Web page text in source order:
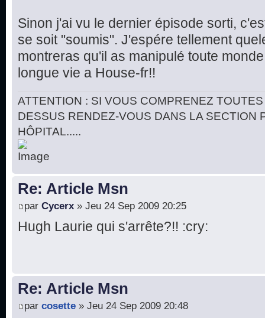
Sinon j'ai vu le dernier épisode sorti,
se soit "soumis". J'espére tellement
montreras qu'il as manipulé toute
longue vie a House-fr!!
ATTENTION : SI VOUS COMPRENEZ
DESSUS RENDEZ-VOUS DANS LA SECTION
HÔPITAL.....
Re: Article Msn
par Cycerx » Jeu 24 Sep 2009 20:25
Hugh Laurie qui s'arrête?!! :cry:
Re: Article Msn
par cosette » Jeu 24 Sep 2009 20:48